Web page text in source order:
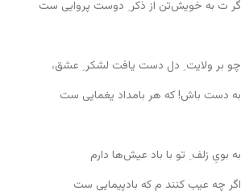
گر ت به خویش‌تن از ذکر ِ دوست پروایی ست
چو بر ولایت ِ دل دست یافت لشکر ِ عشق،
به دست باش! که هر بامداد یغمایی ست
به بویِ زلف ِ تو با باد عیش‌ها دارم
اگر چه عیب کنند م که بادپیمایی ست